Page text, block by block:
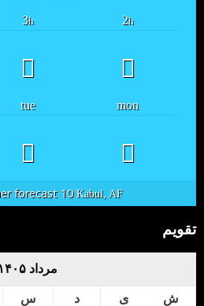
2h
3h
mon
tue
Kabul, AF
10 days weather forecast ▸
تقویم
مرداد ۱۴۰۵
ش ی د س